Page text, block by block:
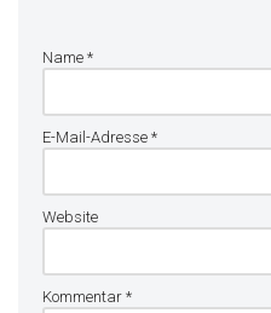
Name *
E-Mail-Adresse *
Website
Kommentar *